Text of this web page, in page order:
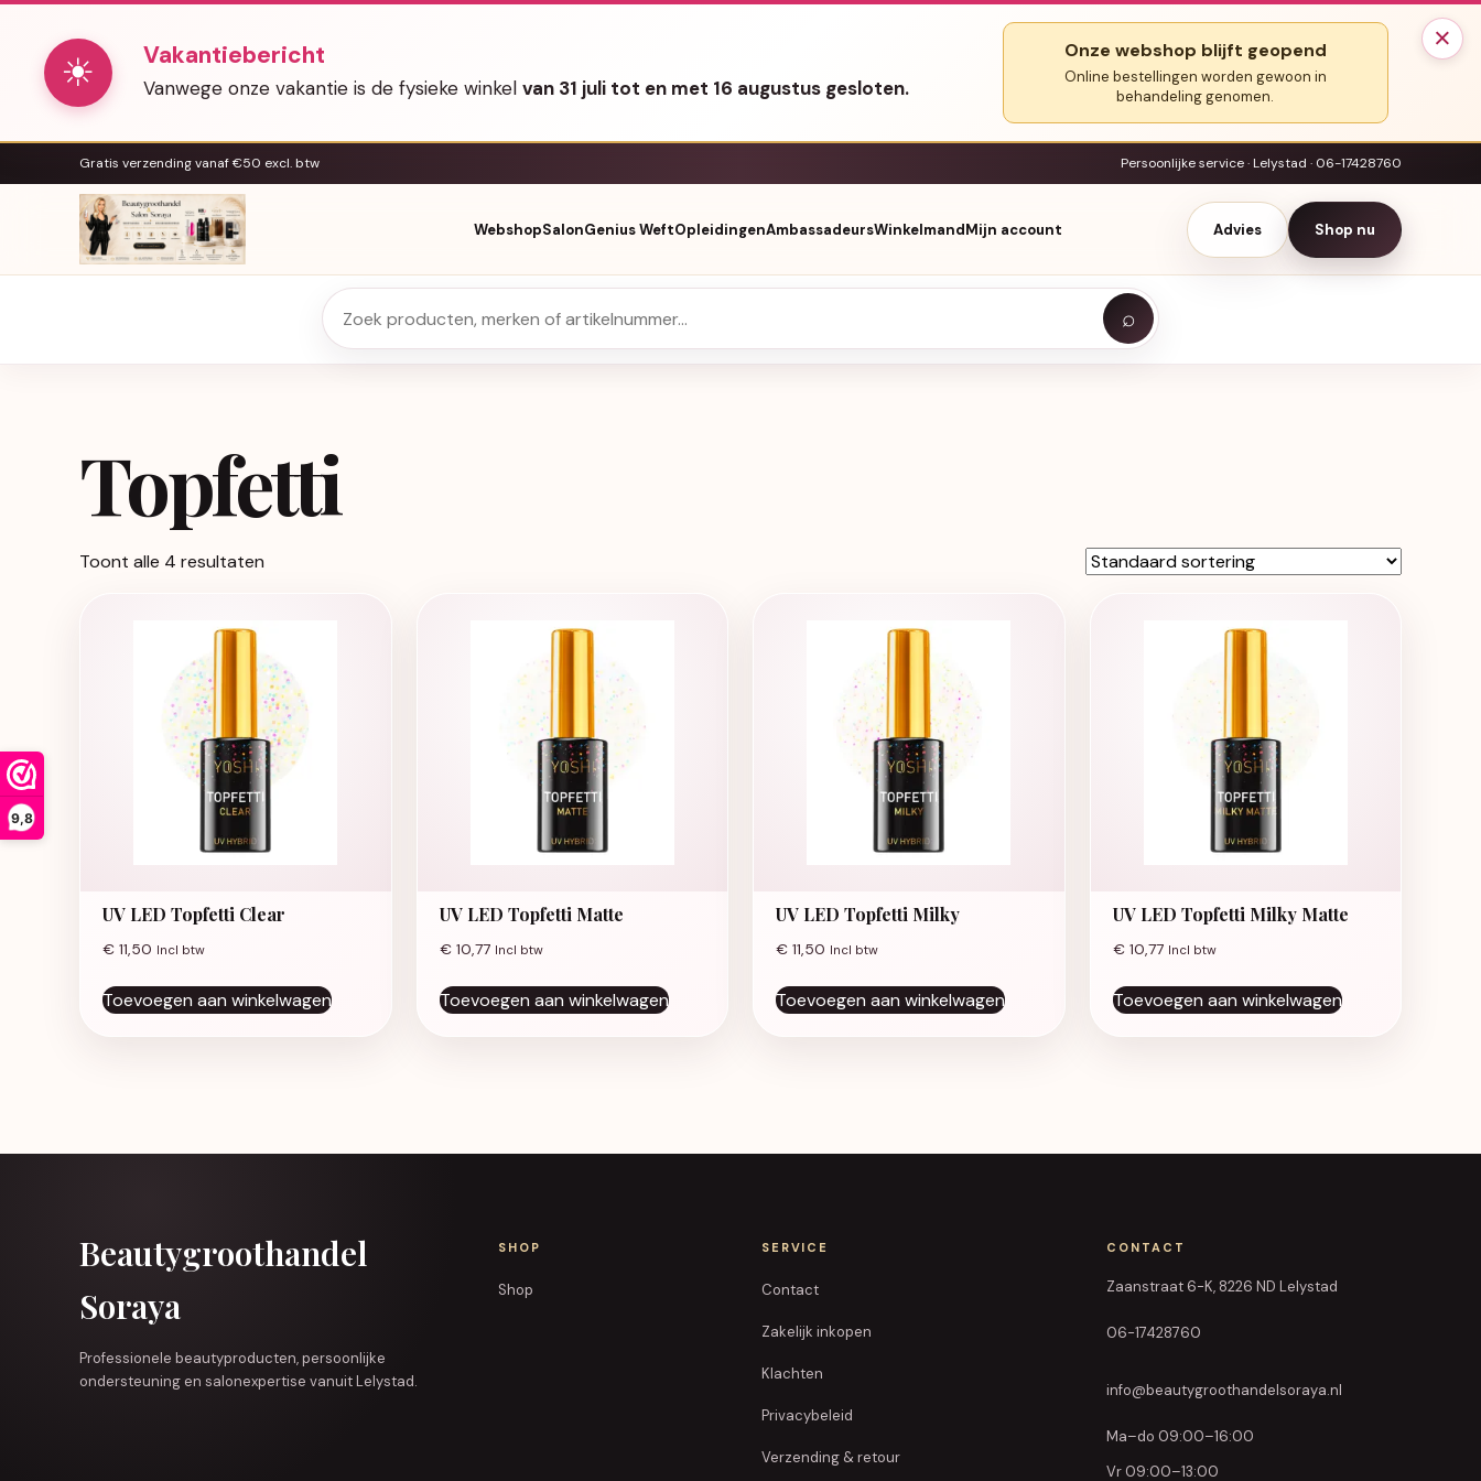
9,8
×
☀ Vakantiebericht
Vanwege onze vakantie is de fysieke winkel van 31 juli tot en met 16 augustus gesloten.
Onze webshop blijft geopend
Online bestellingen worden gewoon in
behandeling genomen.
Gratis verzending vanaf €50 excl. btw Persoonlijke service · Lelystad · 06-17428760
WebshopSalonGenius WeftOpleidingenAmbassadeursWinkelmandMijn account Advies Shop nu
⌕
Topfetti
Toont alle 4 resultaten
UV LED Topfetti Clear
€ 11,50 Incl btw
Toevoegen aan winkelwagen
UV LED Topfetti Matte
€10,77 Incl btw
Toevoegen aan winkelwagen
UV LED Topfetti Milky
€ 11,50 Incl btw
Toevoegen aan winkelwagen
UV LED Topfetti Milky Matte
€10,77 Incl btw
Toevoegen aan winkelwagen
Beautygroothandel
Soraya
Professionele beautyproducten, persoonlijke
ondersteuning en salonexpertise vanuit Lelystad.
SHOP
Shop
SERVICE
Contact
Zakelijk inkopen
Klachten
Privacybeleid
Verzending & retour
CONTACT
Zaanstraat 6-K, 8226 ND Lelystad
06-17428760
info@beautygroothandelsoraya.nl
Ma–do 09:00–16:00
Vr 09:00–13:00